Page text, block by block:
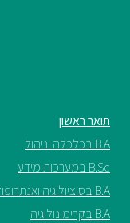
תואר ראשון
B.A בכלכלה וניהול
B.Sc במערכות מידע
B.A בסוציולוגיה ואנתרופולוגיה
B.A בקרימינולוגיה